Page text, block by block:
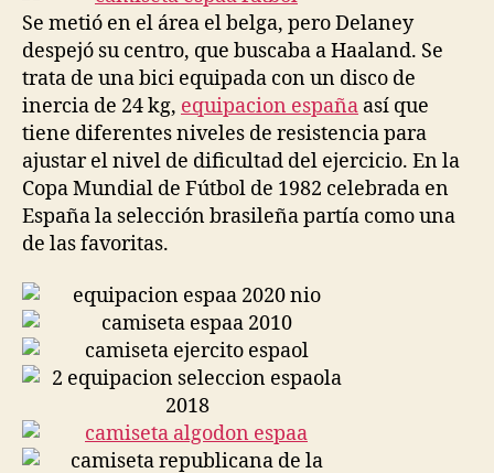
Se metió en el área el belga, pero Delaney
despejó su centro, que buscaba a Haaland. Se
trata de una bici equipada con un disco de
inercia de 24 kg, equipacion españa así que
tiene diferentes niveles de resistencia para
ajustar el nivel de dificultad del ejercicio. En la
Copa Mundial de Fútbol de 1982 celebrada en
España la selección brasileña partía como una
de las favoritas.